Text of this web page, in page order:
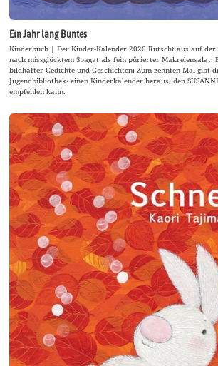
Ein Jahr lang Buntes
Kinderbuch | Der Kinder-Kalender 2020 Rutscht aus auf der
nach missglücktem Spagat als fein pürierter Makrelensalat.
bildhafter Gedichte und Geschichten: Zum zehnten Mal gibt
Jugendbibliothek‹ einen Kinderkalender heraus, den
empfehlen kann.